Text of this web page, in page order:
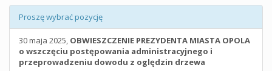
Proszę wybrać pozycję
30 maja 2025, OBWIESZCZENIE PREZYDENTA MIASTA OPOLA
o wszczęciu postępowania administracyjnego i
przeprowadzeniu dowodu z oględzin drzewa